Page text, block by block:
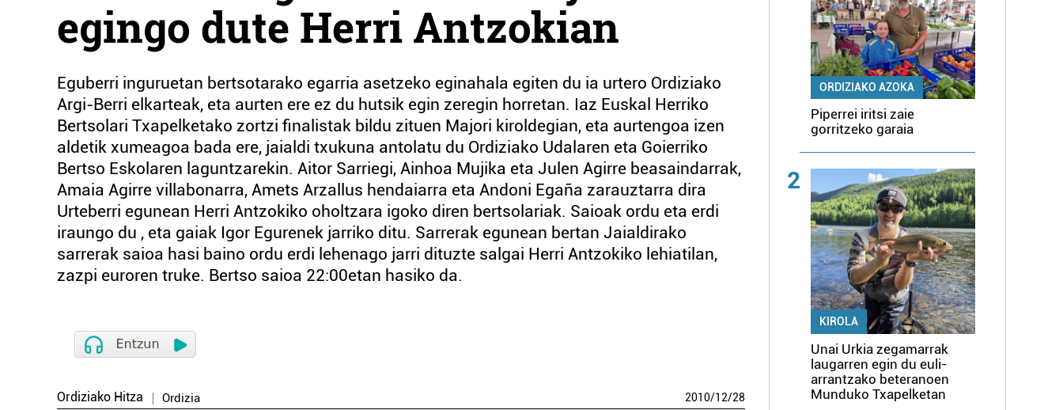
egingo dute Herri Antzokian
Eguberri inguruetan bertsotarako egarria asetzeko eginahala egiten du ia urtero Ordiziako
Argi-Berri elkarteak, eta aurten ere ez du hutsik egin zeregin horretan. Iaz Euskal Herriko
Bertsolari Txapelketako zortzi finalistak bildu zituen Majori kiroldegian, eta aurtengoa izen
aldetik xumeagoa bada ere, jaialdi txukuna antolatu du Ordiziako Udalaren eta Goierriko
Bertso Eskolaren laguntzarekin. Aitor Sarriegi, Ainhoa Mujika eta Julen Agirre beasaindarrak,
Amaia Agirre villabonarra, Amets Arzallus hendaiarra eta Andoni Egaña zarauztarra dira
Urteberri egunean Herri Antzokiko oholtzara igoko diren bertsolariak. Saioak ordu eta erdi
iraungo du , eta gaiak Igor Egurenek jarriko ditu. Sarrerak egunean bertan Jaialdirako
sarrerak saioa hasi baino ordu erdi lehenago jarri dituzte salgai Herri Antzokiko lehiatilan,
zazpi euroren truke. Bertso saioa 22:00etan hasiko da.
Ordiziako Hitza Ordizia 2010/12/28
ORDIZIAKO AZOKA
Piperrei iritsi zaie
gorritzeko garaia
2
KIROLA
Unai Urkia zegamarrak
laugarren egin du euli-
arrantzako beteranoen
Munduko Txapelketan